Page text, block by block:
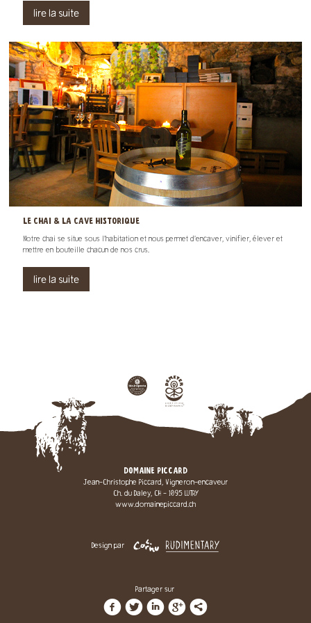
lire la suite
LE CHAI & LA CAVE HISTORIQUE
Notre chai se situe sous l’habitation et nous permet d’encaver, vinifier, élever et
mettre en bouteille chacun de nos crus.
lire la suite
DOMAINE PICCARD
Jean-Christophe Piccard, Vigneron-encaveur
Ch. du Daley, CH - 1095 LUTRY
www.domainepiccard.ch
Design par
Partager sur
ftigl